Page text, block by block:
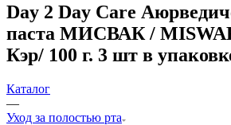
Day 2 Day Care
паста МИСВАК /
Кэр/ 100 г. 3 шт в
Каталог
—
Уход за полостью рта